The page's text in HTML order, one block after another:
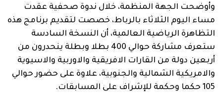
وأوضحت الجهة المنظمة، خلال ندوة صحفية عقدت
مساء اليوم الثلاثاء بالرباط، خصصت لتقديم برنامج هذه
التظاهرة الرياضية العالمية، أن النسخة السادسة
ستعرف مشاركة حوالي 400 بطلا وبطلة ينحدرون من
أربعين دولة من القارات الافريقية والاوربية والاسيوية
والامريكية الشمالية والجنوبية، علاوة على حضور حوالي
105 حكما وحكمة للإشراف على المسابقات.